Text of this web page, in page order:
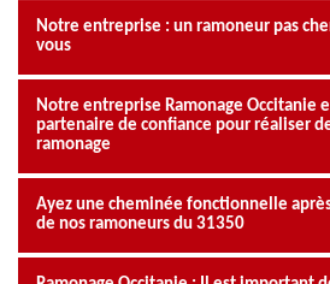
Notre entreprise : un ramoneur pas
vous
Notre entreprise Ramonage Occitanie
partenaire de confiance pour réaliser
ramonage
Ayez une cheminée fonctionnelle
de nos ramoneurs du 31350